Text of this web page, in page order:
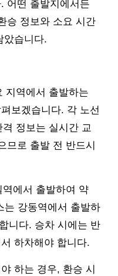
어떤 출발지에서든
승 정보와 소요 시간
았습니다.
지역에서 출발하는
보겠습니다. 각 노선
정보는 실시간 교
므로 출발 전 반드시
에서 출발하여 약
는 강동역에서 출발하
니다. 승차 시에는 반
하차해야 합니다.
하는 경우, 환승 시